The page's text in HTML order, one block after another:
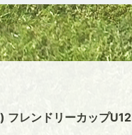
レンドリーカップU12